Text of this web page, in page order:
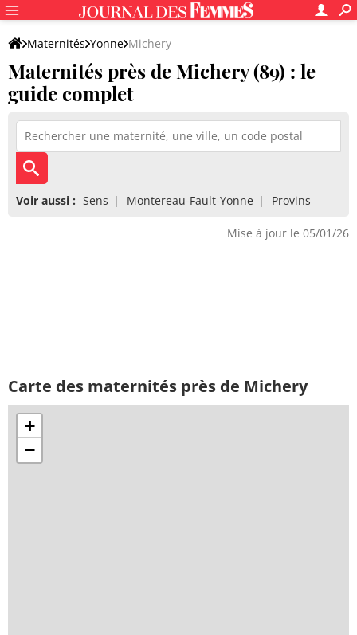
Maternités Yonne Michery
Maternités près de Michery (89) : le
guide complet
Voir aussi : Sens Montereau-Fault-Yonne Provins
Mise à jour le 05/01/26
Carte des maternités près de Michery
+
−